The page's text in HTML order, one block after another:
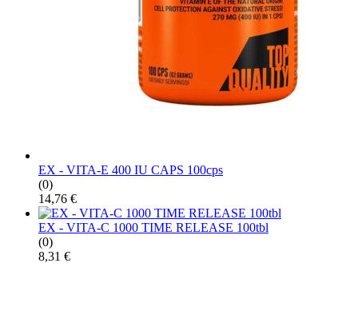
EX - VITA-E 400 IU CAPS 100cps
(0)
14,76 €
EX - VITA-C 1000 TIME RELEASE 100tbl
(0)
8,31 €